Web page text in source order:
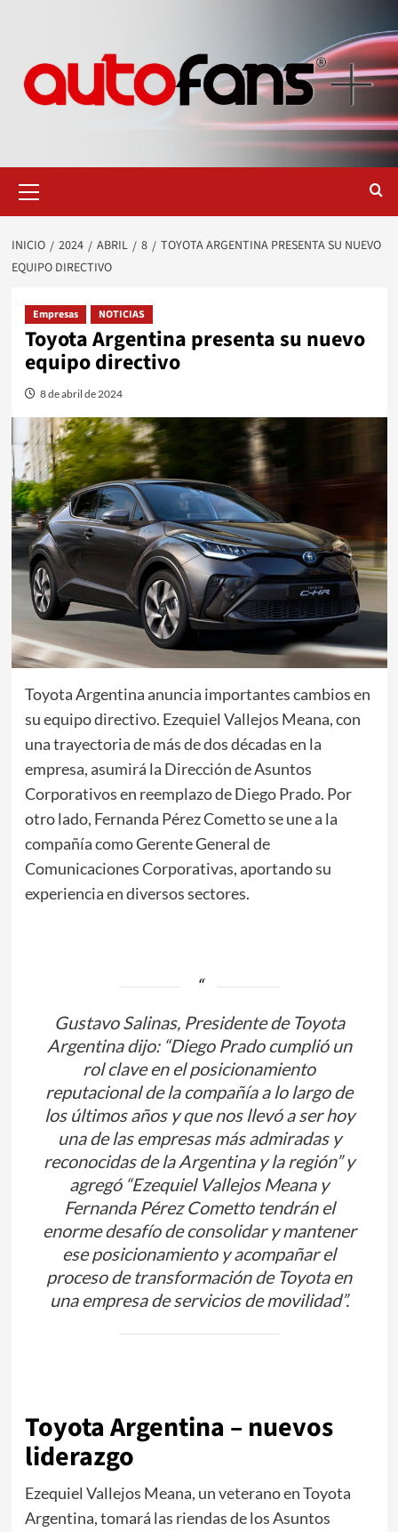
primario
INICIO 2024 ABRIL 8
TOYOTA ARGENTINA PRESENTA SU NUEVO
EQUIPO DIRECTIVO
Empresas NOTICIAS
Toyota Argentina presenta su nuevo
equipo directivo
8 de abril de 2024
Toyota Argentina anuncia importantes cambios en
su equipo directivo. Ezequiel Vallejos Meana, con
una trayectoria de más de dos décadas en la
empresa, asumirá la Dirección de Asuntos
Corporativos en reemplazo de Diego Prado. Por
otro lado, Fernanda Pérez Cometto se une a la
compañía como Gerente General de
Comunicaciones Corporativas, aportando su
experiencia en diversos sectores.
Gustavo Salinas, Presidente de Toyota
Argentina dijo: “Diego Prado cumplió un
rol clave en el posicionamiento
reputacional de la compañía a lo largo de
los últimos años y que nos llevó a ser hoy
una de las empresas más admiradas y
reconocidas de la Argentina y la región” y
agregó “Ezequiel Vallejos Meana y
Fernanda Pérez Cometto tendrán el
enorme desafío de consolidar y mantener
ese posicionamiento y acompañar el
proceso de transformación de Toyota en
una empresa de servicios de movilidad”.
Toyota Argentina – nuevos
liderazgo
Ezequiel Vallejos Meana, un veterano en Toyota
Argentina, tomará las riendas de los Asuntos